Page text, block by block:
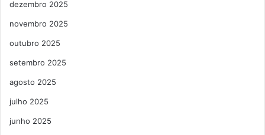
dezembro 2025
novembro 2025
outubro 2025
setembro 2025
agosto 2025
julho 2025
junho 2025